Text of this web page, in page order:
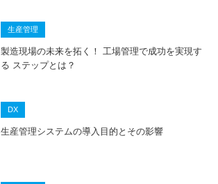
生産管理
製造現場の未来を拓く！ 工場管理で成功を実現す
る ステップとは？
DX
生産管理システムの導入目的とその影響